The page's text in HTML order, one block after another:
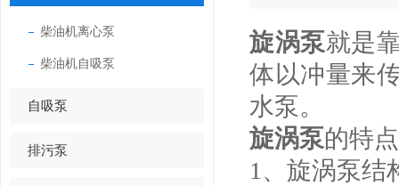
柴油机离心泵
柴油机自吸泵
自吸泵
排污泵
旋涡泵就是
体以冲量来
水泵。
旋涡泵的特点
1、 旋涡泵结